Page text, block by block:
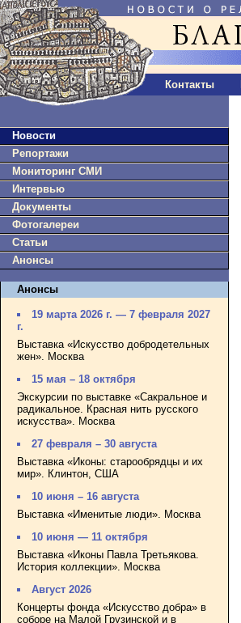
Контакты
Новости
Репортажи
Мониторинг СМИ
Интервью
Документы
Фотогалереи
Статьи
Анонсы
Анонсы
19 марта 2026 г. — 7 февраля 2027
г.
Выставка «Искусство добродетельных
жен». Москва
15 мая – 18 октября
Экскурсии по выставке «Сакральное и
радикальное. Красная нить русского
искусства». Москва
27 февраля – 30 августа
Выставка «Иконы: старообрядцы и их
мир». Клинтон, США
10 июня – 16 августа
Выставка «Именитые люди». Москва
10 июня — 11 октября
Выставка «Иконы Павла Третьякова.
История коллекции». Москва
Август 2026
Концерты фонда «Искусство добра» в
соборе на Малой Грузинской и в